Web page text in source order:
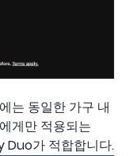
는 동일한 가구 내
게만 적용되는
가 적합합니다.